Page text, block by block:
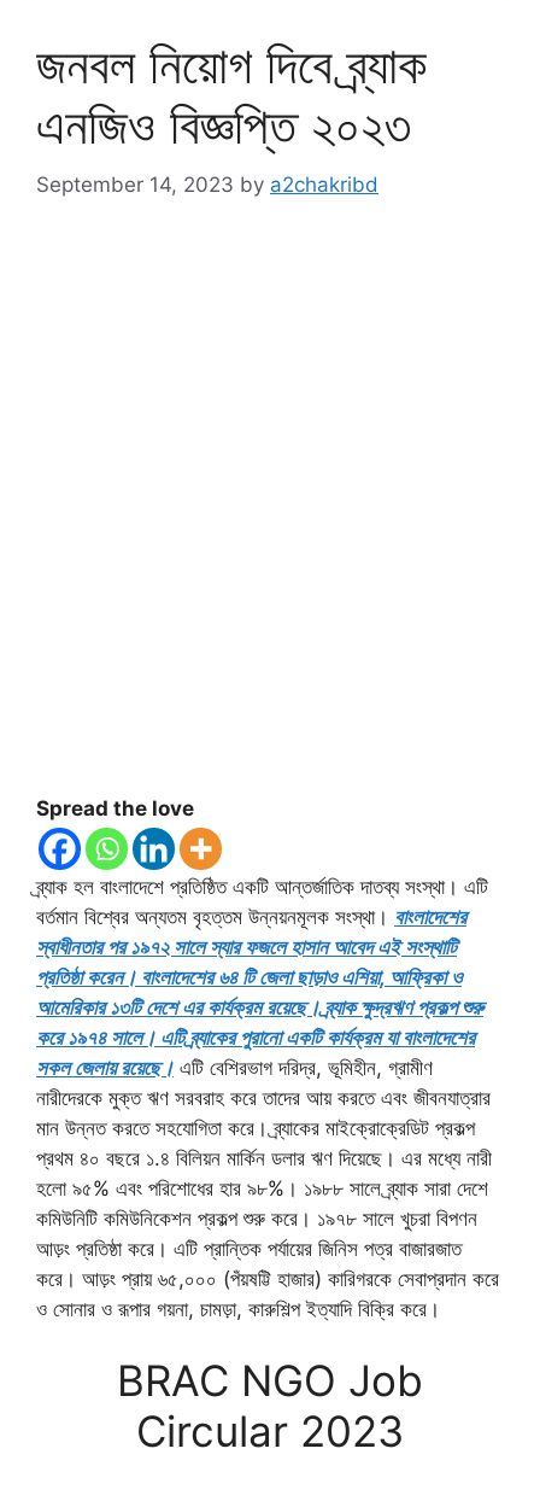
জনবল নিয়োগ দিবে ব্র্যাক
এনজিও বিজ্ঞপ্তি ২০২৩
September 14, 2023 by a2chakribd
Spread the love
ব্র্যাক হল বাংলাদেশে প্রতিষ্ঠিত একটি আন্তর্জাতিক দাতব্য সংস্থা। এটি
বর্তমান বিশ্বের অন্যতম বৃহত্তম উন্নয়নমূলক সংস্থা। বাংলাদেশের
স্বাধীনতার পর ১৯৭২ সালে স্যার ফজলে হাসান আবেদ এই সংস্থাটি
প্রতিষ্ঠা করেন। বাংলাদেশের ৬৪ টি জেলা ছাড়াও এশিয়া, আফ্রিকা ও
আমেরিকার ১৩টি দেশে এর কার্যক্রম রয়েছে। ব্র্যাক ক্ষুদ্রঋণ প্রকল্প শুরু
করে ১৯৭৪ সালে। এটি ব্র্যাকের পুরানো একটি কার্যক্রম যা বাংলাদেশের
সকল জেলায় রয়েছে। এটি বেশিরভাগ দরিদ্র, ভূমিহীন, গ্রামীণ
নারীদেরকে মুক্ত ঋণ সরবরাহ করে তাদের আয় করতে এবং জীবনযাত্রার
মান উন্নত করতে সহযোগিতা করে। ব্র্যাকের মাইক্রোক্রেডিট প্রকল্প
প্রথম ৪০ বছরে ১.৪ বিলিয়ন মার্কিন ডলার ঋণ দিয়েছে। এর মধ্যে নারী
হলো ৯৫% এবং পরিশোধের হার ৯৮%। ১৯৮৮ সালে ব্র্যাক সারা দেশে
কমিউনিটি কমিউনিকেশন প্রকল্প শুরু করে। ১৯৭৮ সালে খুচরা বিপণন
আড়ং প্রতিষ্ঠা করে। এটি প্রান্তিক পর্যায়ের জিনিস পত্র বাজারজাত
করে। আড়ং প্রায় ৬৫,০০০ (পঁয়ষট্টি হাজার) কারিগরকে সেবাপ্রদান করে
ও সোনার ও রূপার গয়না, চামড়া, কারুশিল্প ইত্যাদি বিক্রি করে।
BRAC NGO Job
Circular 2023